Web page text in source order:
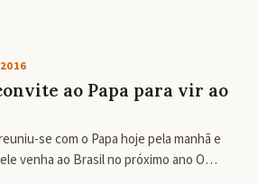
ao Papa para vir ao
se com o Papa hoje pela manhã e
venha ao Brasil no próximo ano O…